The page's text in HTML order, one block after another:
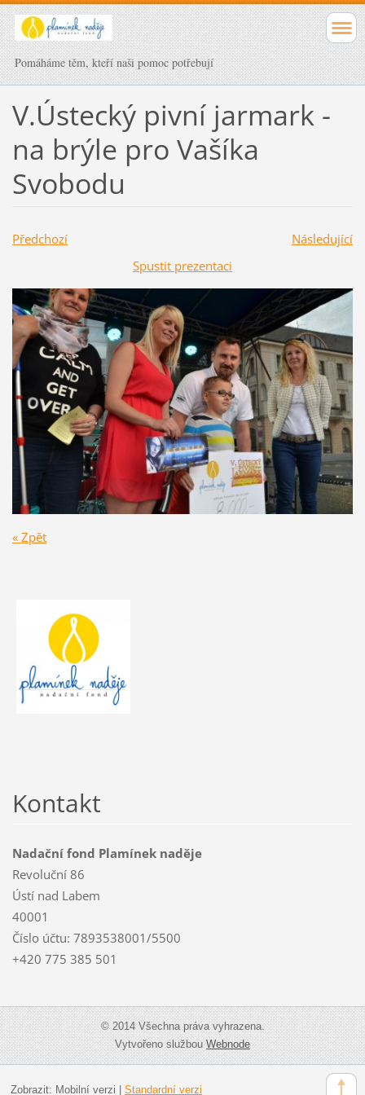
Pomáháme těm, kteří naši pomoc potřebují
V.Ústecký pivní jarmark -
na brýle pro Vašíka
Svobodu
Předchozí
Následující
Spustit prezentaci
« Zpět
Kontakt
Nadační fond Plamínek naděje
Revoluční 86
Ústí nad Labem
40001
Číslo účtu: 7893538001/5500
+420 775 385 501
© 2014 Všechna práva vyhrazena.
Vytvořeno službouWebnode
Zobrazit: Mobilní verzi Standardní verzi